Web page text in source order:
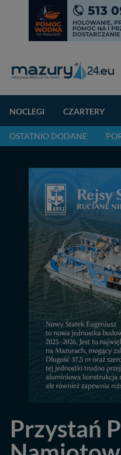
NOCLEGI CZARTERY
OSTATNIO DODANE
Przystań